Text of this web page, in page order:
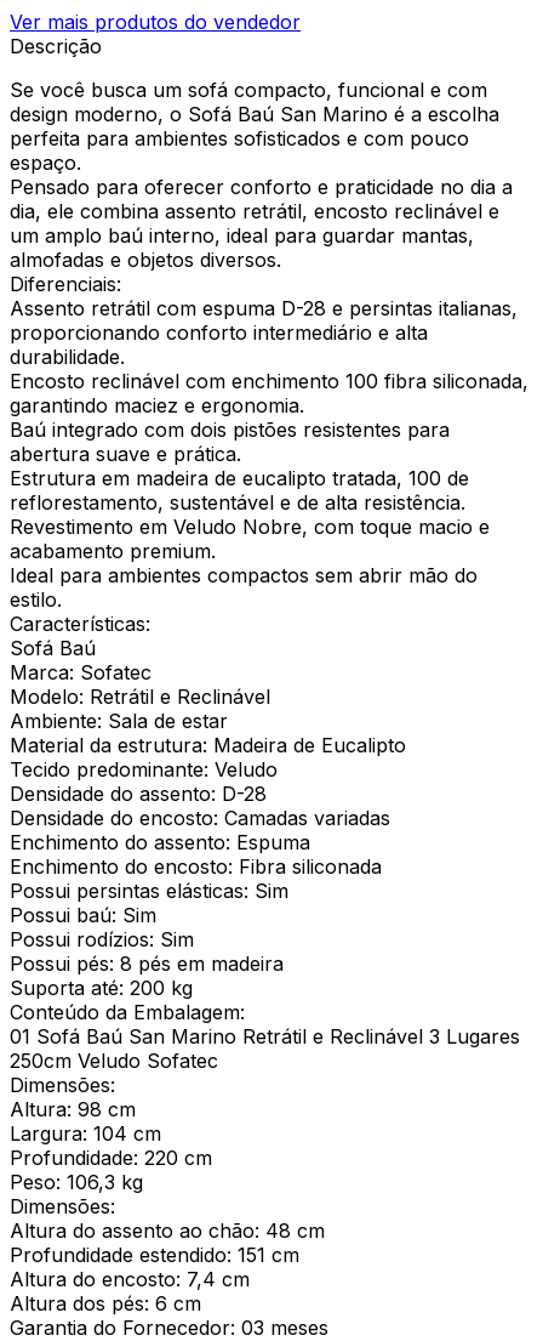
Ver mais produtos do vendedor
Descrição
Se você busca um sofá compacto, funcional e com
design moderno, o Sofá Baú San Marino é a escolha
perfeita para ambientes sofisticados e com pouco
espaço.
Pensado para oferecer conforto e praticidade no dia a
dia, ele combina assento retrátil, encosto reclinável e
um amplo baú interno, ideal para guardar mantas,
almofadas e objetos diversos.
Diferenciais:
Assento retrátil com espuma D-28 e persintas italianas,
proporcionando conforto intermediário e alta
durabilidade.
Encosto reclinável com enchimento 100 fibra siliconada,
garantindo maciez e ergonomia.
Baú integrado com dois pistões resistentes para
abertura suave e prática.
Estrutura em madeira de eucalipto tratada, 100 de
reflorestamento, sustentável e de alta resistência.
Revestimento em Veludo Nobre, com toque macio e
acabamento premium.
Ideal para ambientes compactos sem abrir mão do
estilo.
Características:
Sofá Baú
Marca: Sofatec
Modelo: Retrátil e Reclinável
Ambiente: Sala de estar
Material da estrutura: Madeira de Eucalipto
Tecido predominante: Veludo
Densidade do assento: D-28
Densidade do encosto: Camadas variadas
Enchimento do assento: Espuma
Enchimento do encosto: Fibra siliconada
Possui persintas elásticas: Sim
Possui baú: Sim
Possui rodízios: Sim
Possui pés: 8 pés em madeira
Suporta até: 200 kg
Conteúdo da Embalagem:
01 Sofá Baú San Marino Retrátil e Reclinável 3 Lugares
250cm Veludo Sofatec
Dimensões:
Altura: 98 cm
Largura: 104 cm
Profundidade: 220 cm
Peso: 106,3 kg
Dimensões:
Altura do assento ao chão: 48 cm
Profundidade estendido: 151 cm
Altura do encosto: 7,4 cm
Altura dos pés: 6 cm
Garantia do Fornecedor: 03 meses